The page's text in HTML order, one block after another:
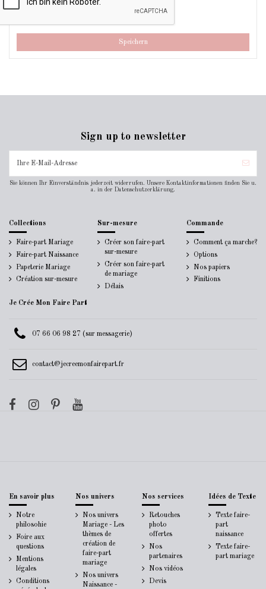
Speichern
Sign up to newsletter
Sie können Ihr Einverständnis jederzeit widerrufen. Unsere Kontaktinformationen finden Sie u.
a. in der Datenschutzerklärung.
Collections
Faire-part Mariage
Faire-part Naissance
Papeterie Mariage
Création sur-mesure
Sur-mesure
Créer son faire-part
sur-mesure
Créer son faire-part
de mariage
Délais
Commande
Comment ça marche?
Options
Nos papiers
Finitions
Je Crée Mon Faire Part
07 66 06 98 27 (sur messagerie)
contact@jecreemonfairepart.fr
En savoir plus
Notre
philosohie
Foire aux
questions
Mentions
légales
Conditions
Nos univers
Nos univers
Mariage - Les
thèmes de
création de
faire-part
mariage
Nos univers
Naissance -
Nos services
Retouches
photo
offertes
Nos
partenaires
Nos vidéos
Devis
Idées de Texte
Texte faire-
part
naissance
Texte faire-
part mariage